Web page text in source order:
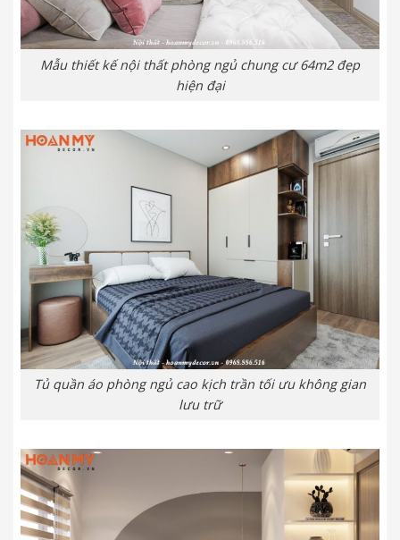
Mẫu thiết kế nội thất phòng ngủ chung cư 64m2 đẹp
hiện đại
Tủ quần áo phòng ngủ cao kịch trần tối ưu không gian
lưu trữ